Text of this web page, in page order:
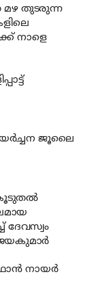
തുടരുന്ന
നാളെ
ജൂലൈ
കൂടുതല്‍
ദേവസ്വം
നായര്‍